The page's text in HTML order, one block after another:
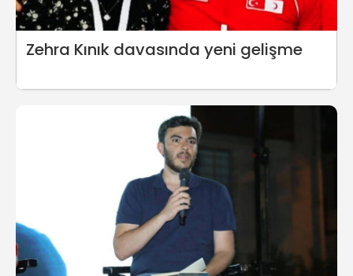
Zehra Kınık davasında yeni gelişme